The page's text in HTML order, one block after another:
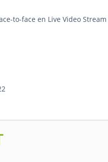
to-face en Live Video Stream